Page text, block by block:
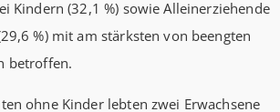
Kindern (32,1 %) sowie Alleinerziehende
%) mit am stärksten von beengten
betroffen.
ohne Kinder lebten zwei Erwachsene